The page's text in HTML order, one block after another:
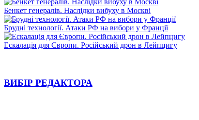
Бенкет генералів. Наслідки вибуху в Москві
Брудні технології. Атаки РФ на вибори у Франції
Ескалація для Європи. Російський дрон в Лейпцигу
ВИБІР РЕДАКТОРА